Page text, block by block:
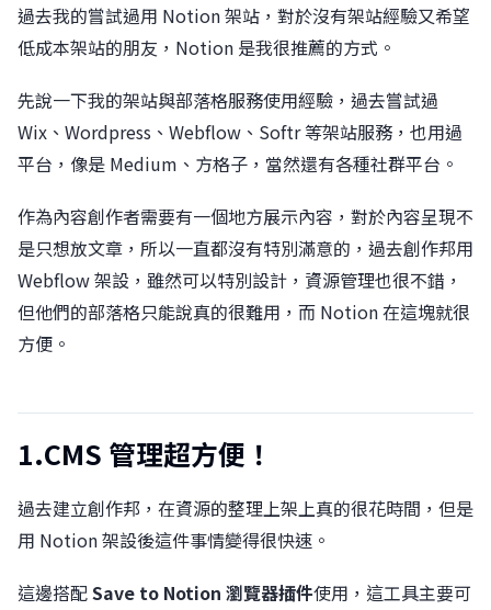
過去我的嘗試過用 Notion 架站，對於沒有架站經驗又希望
低成本架站的朋友，Notion 是我很推薦的方式。
先說一下我的架站與部落格服務使用經驗，過去嘗試過
Wix、Wordpress、Webflow、Softr 等架站服務，也用過
平台，像是 Medium、方格子，當然還有各種社群平台。
作為內容創作者需要有一個地方展示內容，對於內容呈現不
是只想放文章，所以一直都沒有特別滿意的，過去創作邦用
Webflow 架設，雖然可以特別設計，資源管理也很不錯，
但他們的部落格只能說真的很難用，而 Notion 在這塊就很
方便。
1.CMS 管理超方便！
過去建立創作邦，在資源的整理上架上真的很花時間，但是
用 Notion 架設後這件事情變得很快速。
這邊搭配Save to Notion 瀏覽器插件使用，這工具主要可